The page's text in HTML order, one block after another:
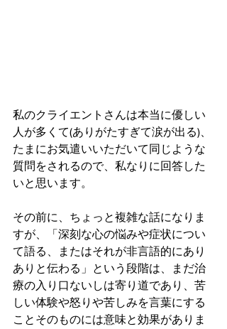
私のクライエントさんは本当に優しい
人が多くて(ありがたすぎて涙が出る)、
たまにお気遣いいただいて同じような
質問をされるので、私なりに回答した
いと思います。
その前に、ちょっと複雑な話になりま
すが、「深刻な心の悩みや症状につい
て語る、またはそれが非言語的にあり
ありと伝わる」という段階は、まだ治
療の入り口ないしは寄り道であり、苦
しい体験や怒りや苦しみを言葉にする
ことそのものには意味と効果がありま